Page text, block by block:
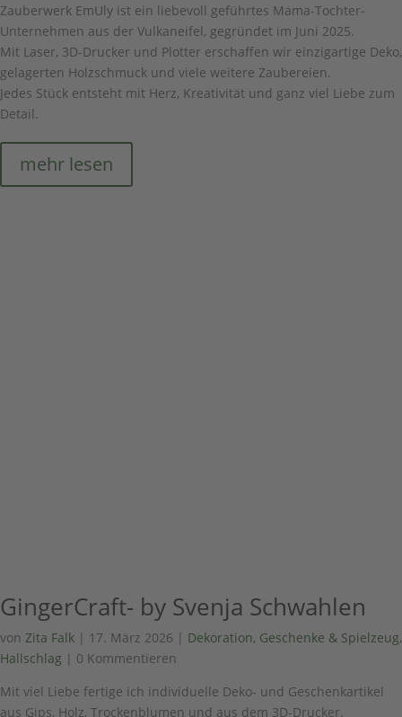
Zauberwerk EmUly ist ein liebevoll geführtes Mama-Tochter-
Unternehmen aus der Vulkaneifel, gegründet im Juni 2025.
Mit Laser, 3D-Drucker und Plotter erschaffen wir einzigartige Deko,
gelagerten Holzschmuck und viele weitere Zaubereien.
Jedes Stück entsteht mit Herz, Kreativität und ganz viel Liebe zum
Detail.
mehr lesen
GingerCraft- by Svenja Schwahlen
von Zita Falk | 17. März 2026 | Dekoration, Geschenke & Spielzeug,
Hallschlag | 0 Kommentieren
Mit viel Liebe fertige ich individuelle Deko- und Geschenkartikel
aus Gips, Holz, Trockenblumen und aus dem 3D-Drucker.